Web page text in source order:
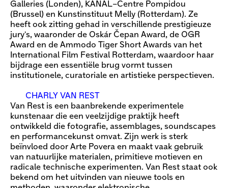
Galleries (Londen), KANAL–Centre Pompidou
(Brussel) en Kunstinstituut Melly (Rotterdam). Ze
heeft ook zitting gehad in verschillende prestigieuze
jury's, waaronder de Oskár Čepan Award, de OGR
Award en de Ammodo Tiger Short Awards van het
International Film Festival Rotterdam, waardoor haar
bijdrage een essentiële brug vormt tussen
institutionele, curatoriale en artistieke perspectieven.
CHARLY VAN REST
Van Rest is een baanbrekende experimentele
kunstenaar die een veelzijdige praktijk heeft
ontwikkeld die fotografie, assemblages, soundscapes
en performancekunst omvat. Zijn werk is sterk
beïnvloed door Arte Povera en maakt vaak gebruik
van natuurlijke materialen, primitieve motieven en
radicale technische experimenten. Van Rest staat ook
bekend om het uitvinden van nieuwe tools en